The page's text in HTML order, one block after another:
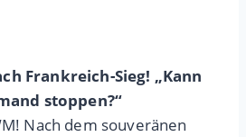
Frankreich-Sieg! „Kann
stoppen?“
Nach dem souveränen